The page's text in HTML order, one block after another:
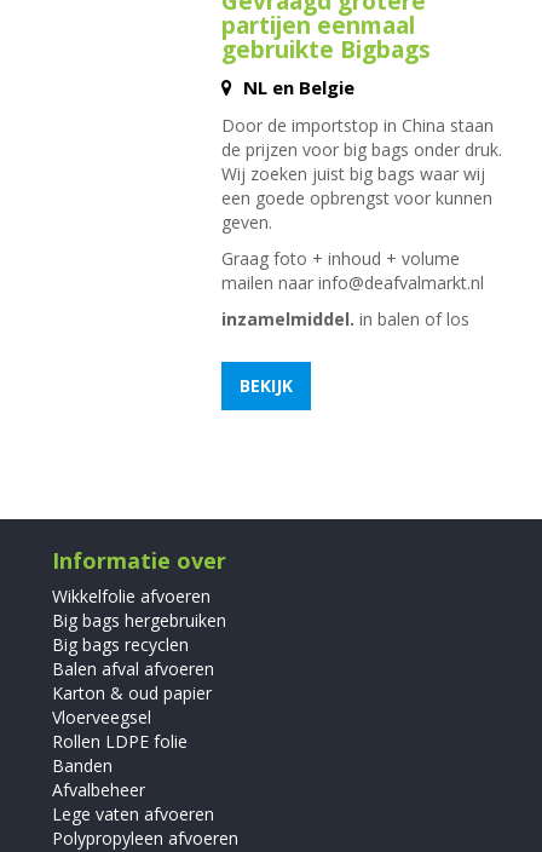
partijen eenmaal
gebruikte Bigbags
NL en Belgie
Door de importstop in China staan
de prijzen voor big bags onder druk.
Wij zoeken juist big bags waar wij
een goede opbrengst voor kunnen
geven.
Graag foto + inhoud + volume
mailen naarinfo@deafvalmarkt.nl
inzamelmiddel. in balen of los
BEKIJK
Informatie over
Wikkelfolie afvoeren
Big bags hergebruiken
Big bags recyclen
Balen afval afvoeren
Karton & oud papier
Vloerveegsel
Rollen LDPE folie
Banden
Afvalbeheer
Lege vaten afvoeren
Polypropyleen afvoeren